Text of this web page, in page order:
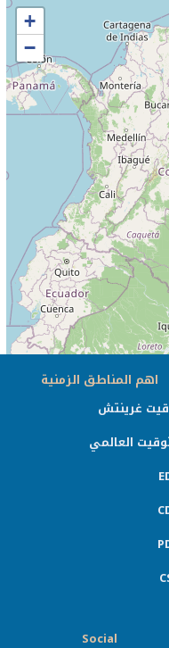
+
−
اهم المناطق الزمنية
غرينتش
العالمي
Social